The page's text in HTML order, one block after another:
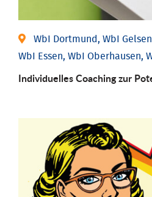
WbI Dortmund, WbI
WbI Essen, WbI Oberhausen,
Individuelles Coaching zur